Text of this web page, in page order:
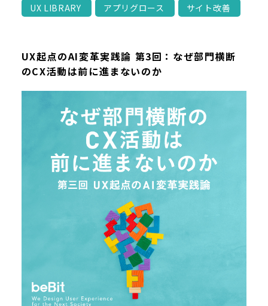
UX LIBRARY アプリグロース サイト改善
UX起点のAI変革実践論 第3回：なぜ部門横断
のCX活動は前に進まないのか